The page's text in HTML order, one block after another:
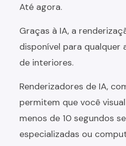
Até agora.
Graças à IA, a
disponível para qualquer
de interiores.
Renderizadores de IA,
permitem que você
menos de 10 segundos
especializadas ou